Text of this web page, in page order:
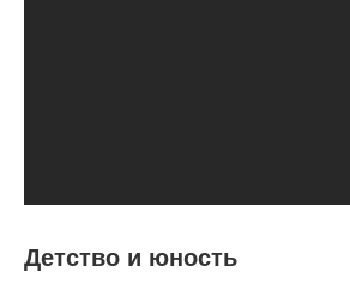
Детство и юность